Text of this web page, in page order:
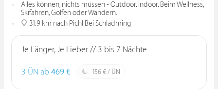
Alles können, nichts müssen - Outdoor. Indoor. Beim Wellness,
Skifahren, Golfen oder Wandern.
31.9 km nach Pichl Bei Schladming
Je Länger, Je Lieber // 3 bis 7 Nächte
3 ÜN ab 469 € 156 € / ÜN